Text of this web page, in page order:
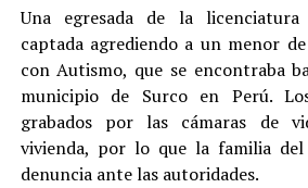
Una egresada de la
captada agrediendo a un menor
con Autismo, que se encontraba
municipio de Surco en Perú.
grabados por las cámaras de
vivienda, por lo que la familia
denuncia ante las autoridades.